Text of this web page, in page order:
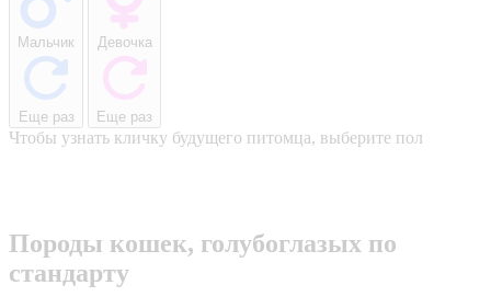
Мальчик
Еще раз
Девочка
Еще раз
Чтобы узнать кличку будущего питомца, выберите пол
Породы кошек, голубоглазых по
стандарту